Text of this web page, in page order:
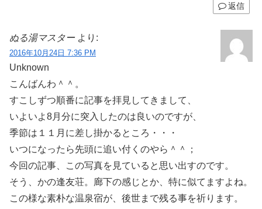
返信
ぬる湯マスター より:
2016年10月24日 7:36 PM
Unknown
こんばんわ＾＾。
すこしずつ順番に記事を拝見してきまして、
いよいよ8月分に突入したのは良いのですが、
季節は１１月に差し掛かるところ・・・
いつになったら先頭に追い付くのやら＾＾；
今回の記事、この写真を見ていると思い出すのです。
そう、かの逢友荘。廊下の感じとか、特に似てますよね。
この様な素朴な温泉宿が、後世まで残る事を祈ります。